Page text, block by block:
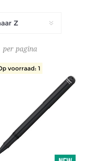
per pagina
voorraad: 1